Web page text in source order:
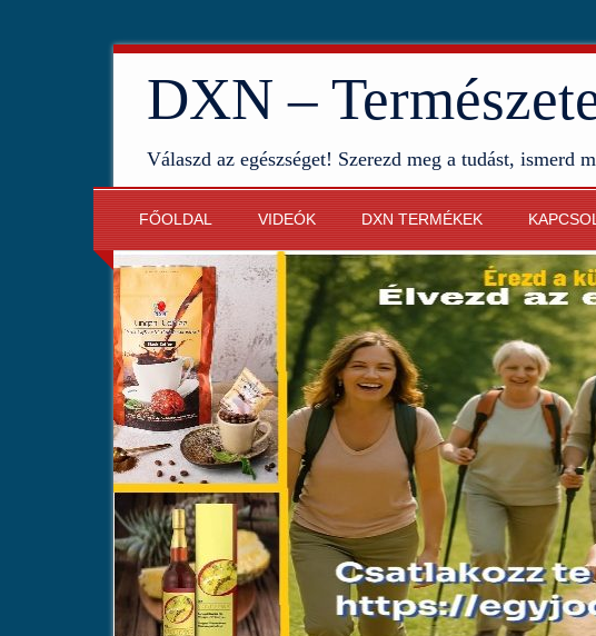
DXN –
Válaszd az egészséget! Szerezd meg a tudást, ismerd
FŐOLDAL VIDEÓK DXN TERMÉKEK